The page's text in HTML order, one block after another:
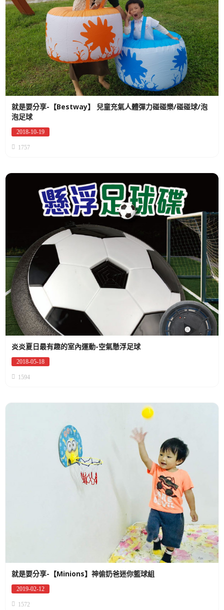
就是要分享-【Bestway】 兒童充氣人體彈力碰碰樂/碰碰球/泡
泡足球
Posted
2018-10-19
1757
炎炎夏日最有趣的室內運動-空氣懸浮足球
Posted
2018-05-18
1594
就是要分享-【Minions】神偷奶爸迷你籃球組
Posted
2019-02-12
1572